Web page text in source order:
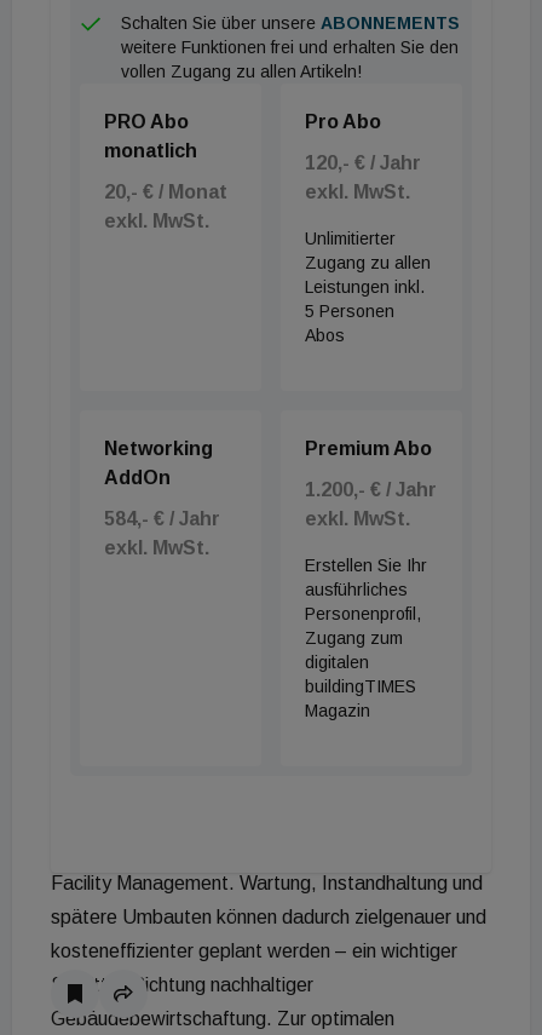
arbeiten gemeinsam an einem zentralen, digitalen
Gebäudemodell. Darin werden sämtliche
Architektur über die Gebäudetechnik bis hin zu
Materialien, Termine und Kosten. So ist das Modell
während der gesamten Projektlaufzeit die zentrale
und aktuelle Informationsquelle.
Durch den modellbasierten Austausch über eine
gemeinsame Datenumgebung (CDE) stehen alle
Planungs- und Ausführungsinformationen auch dem
qualitätsgesicherte Modellberichte übergeben, die
den aktuellen Planungs- und Baufortschritt
transparent dokumentieren und die Einhaltung der
BIM-Anforderungen nachvollziehbar machen.
Auch während der Bauphase wird das Modell
kontinuierlich aktualisiert und dokumentiert. So
Facility Management. Wartung, Instandhaltung und
spätere Umbauten können dadurch zielgenauer und
kosteneffizienter geplant werden – ein wichtiger
Schritt in Richtung nachhaltiger
Gebäudebewirtschaftung. Zur optimalen
Schalten Sie über unsere ABONNEMENTS
weitere Funktionen frei und erhalten Sie den
vollen Zugang zu allen Artikeln!
PRO Abo
monatlich
20,- € / Monat
exkl. MwSt.
Pro Abo
120,- € / Jahr
exkl. MwSt.
Unlimitierter
Zugang zu allen
Leistungen inkl.
5 Personen
Abos
Networking
AddOn
584,- € / Jahr
exkl. MwSt.
Premium Abo
1.200,- € / Jahr
exkl. MwSt.
Erstellen Sie Ihr
ausführliches
Personenprofil,
Zugang zum
digitalen
buildingTIMES
Magazin